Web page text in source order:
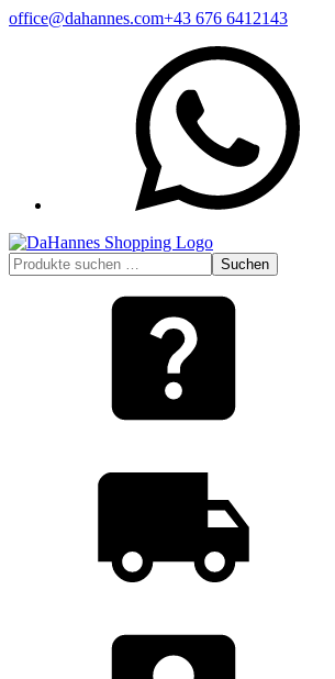
Zum
office@dahannes.com+43 676 6412143
Suchen
nach:
Suchen